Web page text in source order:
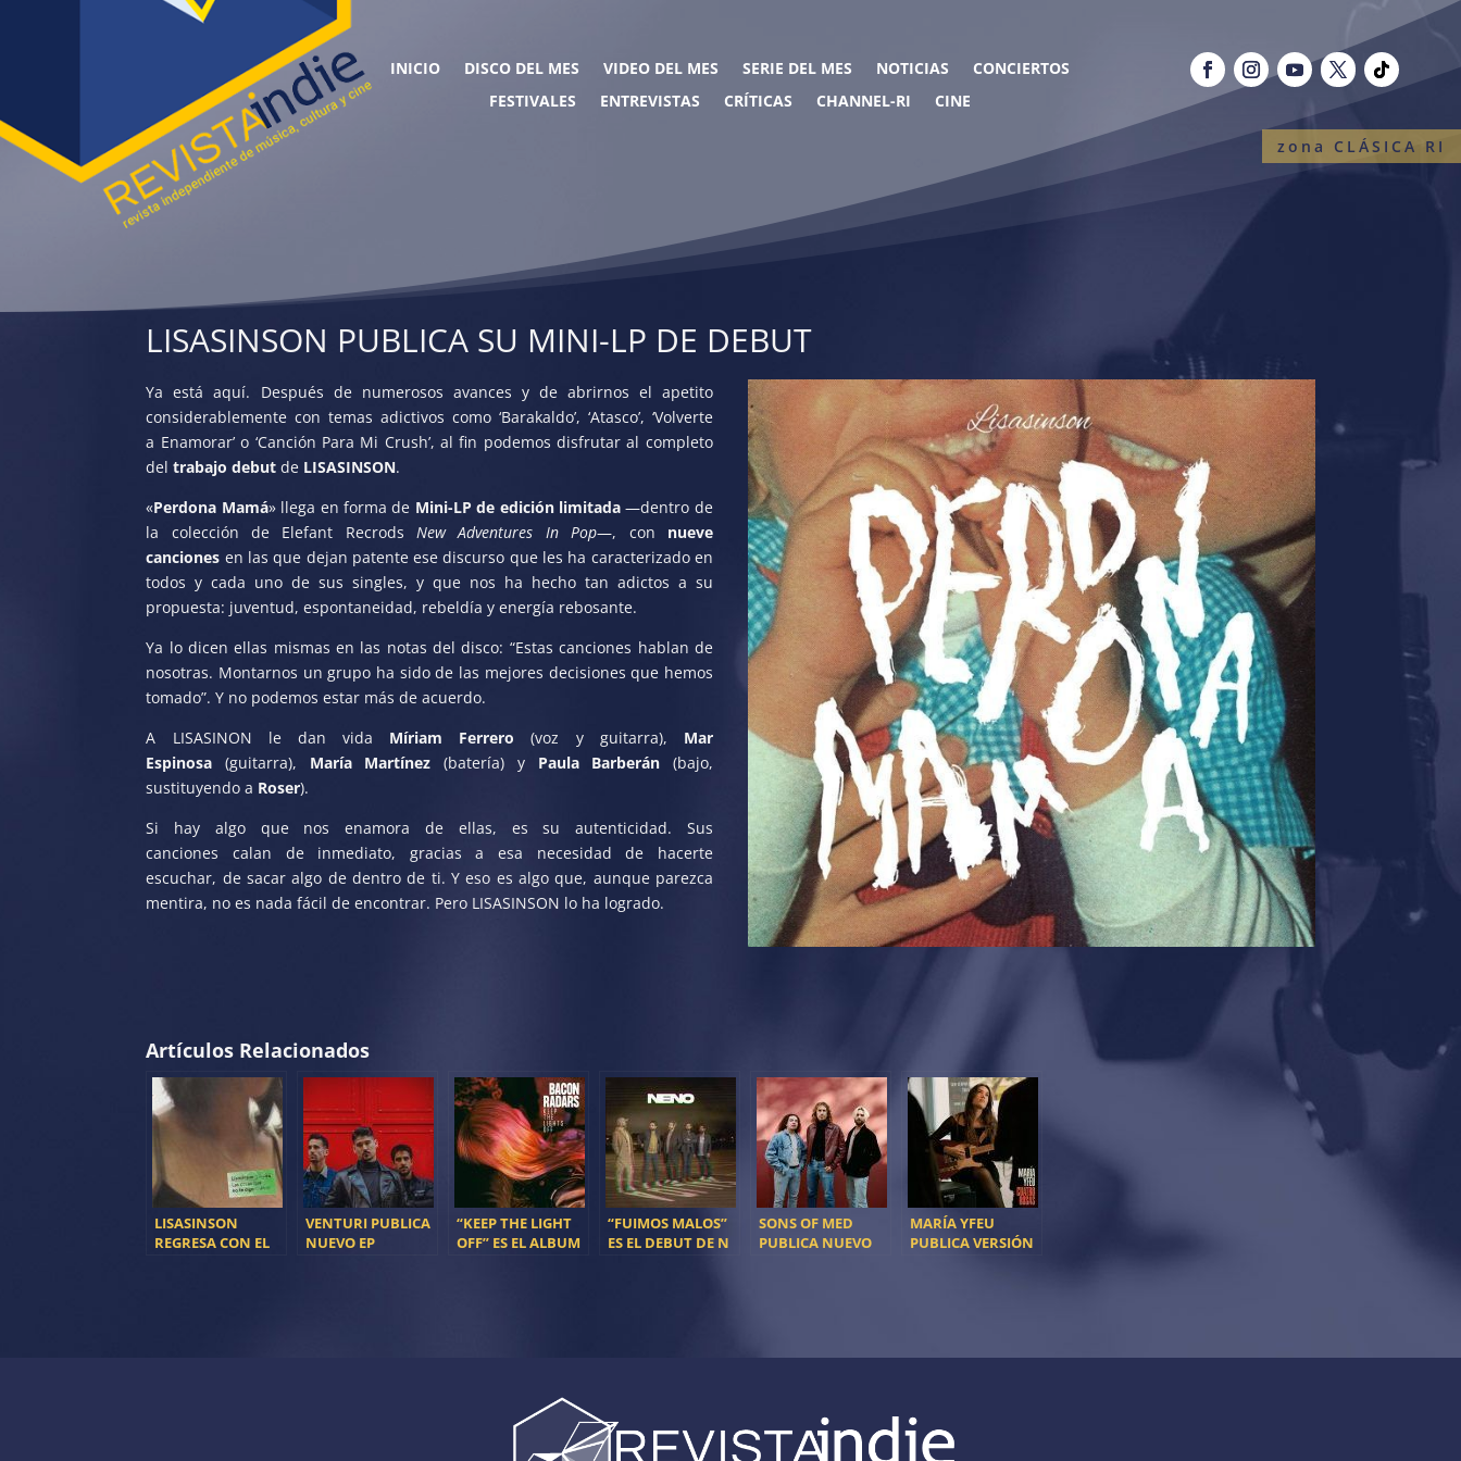
INICIO DISCO DEL MES VIDEO DEL MES SERIE DEL MES NOTICIAS
CONCIERTOS
FESTIVALES
ENTREVISTAS CRÍTICAS CHANNEL-RI CINE
zona CLÁSICA RI
LISASINSON PUBLICA SU MINI-LP DE DEBUT
Ya está aquí. Después de numerosos avances y de abrirnos el apetito
considerablemente con temas adictivos como ‘Barakaldo’, ‘Atasco’, ‘Volverte
a Enamorar’ o ‘Canción Para Mi Crush’, al fin podemos disfrutar al completo
del trabajo debutde LISASINSON.
«Perdona Mamá» llega en forma de Mini-LP de edición limitada —dentro de
la colección de Elefant RecrodsNew Adventures In Pop—, con nueve
canciones en las que dejan patente ese discurso que les ha caracterizado en
todos y cada uno de sus singles, y que nos ha hecho tan adictos a su
propuesta: juventud, espontaneidad, rebeldía y energía rebosante.
Ya lo dicen ellas mismas en las notas del disco: “Estas canciones hablan de
nosotras. Montarnos un grupo ha sido de las mejores decisiones que hemos
tomado”. Y no podemos estar más de acuerdo.
A LISASINON le dan vida Míriam Ferrero(voz y guitarra), Mar
Espinosa(guitarra), María Martínez(batería) y Paula Barberán (bajo,
sustituyendo a Roser).
Si hay algo que nos enamora de ellas, es su autenticidad. Sus
canciones calan de inmediato, gracias a esa necesidad de hacerte
escuchar, de sacar algo de dentro de ti. Y eso es algo que, aunque parezca
mentira, no es nada fácil de encontrar. Pero LISASINSON lo ha logrado.
Artículos Relacionados
LISASINSON
REGRESA CON EL
VENTURI PUBLICA
NUEVO EP
“KEEP THE LIGHT
OFF” ES EL ALBUM
“FUIMOS MALOS”
ES EL DEBUT DE N
SONS OF MED
PUBLICA NUEVO
MARÍA YFEU
PUBLICA VERSIÓN